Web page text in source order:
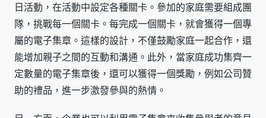
日活動，在活動中設定各種關卡。參加的家庭需要組成團
隊，挑戰每一個關卡。每完成一個關卡，就會獲得一個專
屬的電子集章。這樣的設計，不僅鼓勵家庭一起合作，還
能增加親子之間的互動和溝通。此外，當家庭成功集齊一
定數量的電子集章後，還可以獲得一個獎勵，例如公司贊
助的禮品，進一步激發參與的熱情。